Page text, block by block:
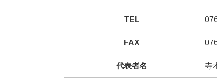
TEL
FAX
代表者名 寺